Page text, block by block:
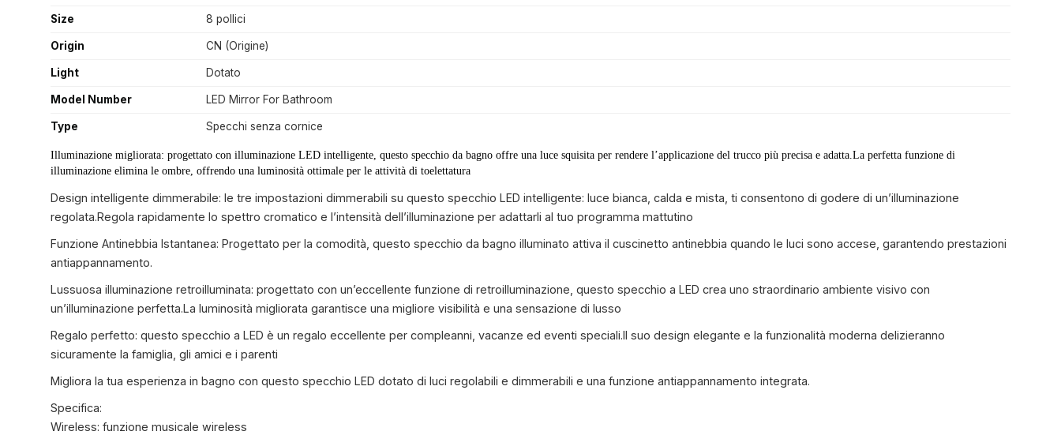
Size 8 pollici
Origin CN (Origine)
Light Dotato
Model Number LED Mirror For Bathroom
Type Specchi senza cornice
Illuminazione migliorata: progettato con illuminazione LED intelligente, questo specchio da bagno offre una luce squisita per rendere l’applicazione del trucco più precisa e adatta.La perfetta funzione di
illuminazione elimina le ombre, offrendo una luminosità ottimale per le attività di toelettatura
Design intelligente dimmerabile: le tre impostazioni dimmerabili su questo specchio LED intelligente: luce bianca, calda e mista, ti consentono di godere di un’illuminazione
regolata.Regola rapidamente lo spettro cromatico e l’intensità dell’illuminazione per adattarli al tuo programma mattutino
Funzione Antinebbia Istantanea: Progettato per la comodità, questo specchio da bagno illuminato attiva il cuscinetto antinebbia quando le luci sono accese, garantendo prestazioni
antiappannamento.
Lussuosa illuminazione retroilluminata: progettato con un’eccellente funzione di retroilluminazione, questo specchio a LED crea uno straordinario ambiente visivo con
un’illuminazione perfetta.La luminosità migliorata garantisce una migliore visibilità e una sensazione di lusso
Regalo perfetto: questo specchio a LED è un regalo eccellente per compleanni, vacanze ed eventi speciali.Il suo design elegante e la funzionalità moderna delizieranno
sicuramente la famiglia, gli amici e i parenti
Migliora la tua esperienza in bagno con questo specchio LED dotato di luci regolabili e dimmerabili e una funzione antiappannamento integrata.
Specifica:
Wireless: funzione musicale wireless